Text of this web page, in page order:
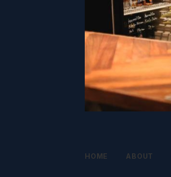
HOME ABOUT